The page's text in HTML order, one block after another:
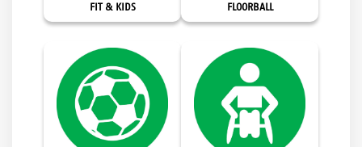
FIT & KIDS FLOORBALL